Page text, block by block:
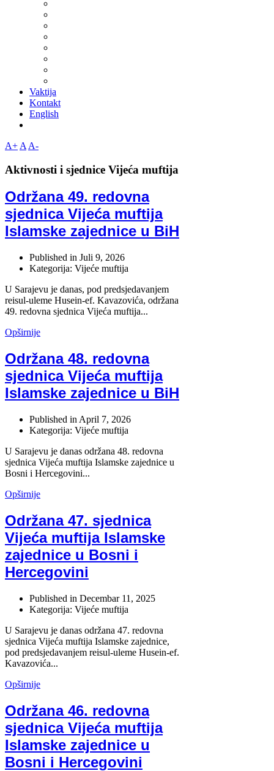
Vaktija
Kontakt
English
A+ A A-
Aktivnosti i sjednice Vijeća muftija
Održana 49. redovna
sjednica Vijeća muftija
Islamske zajednice u BiH
Published in Juli 9, 2026
Kategorija: Vijeće muftija
U Sarajevu je danas, pod predsjedavanjem
reisul-uleme Husein-ef. Kavazovića, održana
49. redovna sjednica Vijeća muftija...
Opširnije
Održana 48. redovna
sjednica Vijeća muftija
Islamske zajednice u BiH
Published in April 7, 2026
Kategorija: Vijeće muftija
U Sarajevu je danas održana 48. redovna
sjednica Vijeća muftija Islamske zajednice u
Bosni i Hercegovini...
Opširnije
Održana 47. sjednica
Vijeća muftija Islamske
zajednice u Bosni i
Hercegovini
Published in Decembar 11, 2025
Kategorija: Vijeće muftija
U Sarajevu je danas održana 47. redovna
sjednica Vijeća muftija Islamske zajednice,
pod predsjedavanjem reisul-uleme Husein-ef.
Kavazovića...
Opširnije
Održana 46. redovna
sjednica Vijeća muftija
Islamske zajednice u
Bosni i Hercegovini